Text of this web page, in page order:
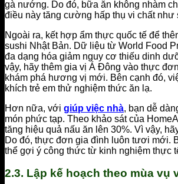
gà nướng. Do đó, bữa ăn không nhàm
điều này tăng cường hấp thụ vi chất như
Ngoài ra, kết hợp ẩm thực quốc tế để
sushi Nhật Bản. Dữ liệu từ World Food
đa dạng hóa giảm nguy cơ thiếu dinh
vậy, hãy thêm gia vị Á Đông vào thực
khám phá hương vị mới. Bên cạnh đó,
khích trẻ em thử nghiệm thức ăn lạ.
Hơn nữa, với giúp việc nhà, bạn dễ
món phức tạp. Theo khảo sát của
tăng hiệu quả nấu ăn lên 30%. Vì vậy,
Do đó, thực đơn gia đình luôn tươi mới.
thể gợi ý công thức từ kinh nghiệm thực
2.3. Lập kế hoạch theo mùa vụ